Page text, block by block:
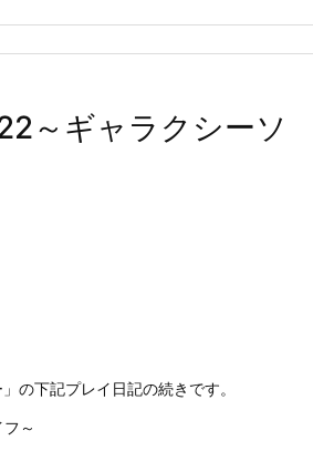
～ギャラクシーソ
の下記プレイ日記の続きです。
～